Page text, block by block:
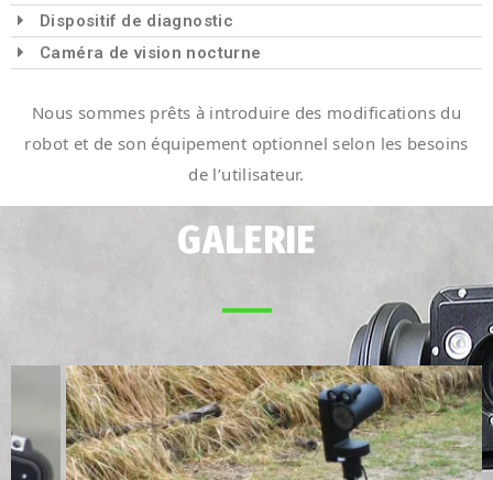
Dispositif de diagnostic
Caméra de vision nocturne
Nous sommes prêts à introduire des modifications du
robot et de son équipement optionnel selon les besoins
de l’utilisateur.
GALERIE